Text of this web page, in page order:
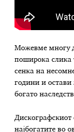
Можевме многу
поширока слика
сенка на
години и остави
богато
Дискографскиот
најбогатите во